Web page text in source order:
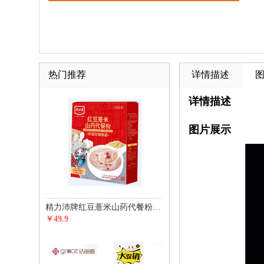
热门推荐
精力沛牌红豆薏米山药代餐粉450g(30g*15包)
￥49.9
详情描述
详情描述
图片展示